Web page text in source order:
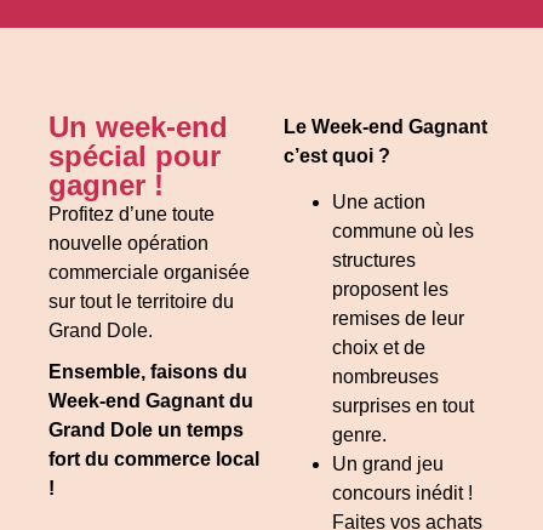
Un week-end
spécial pour
gagner !
Profitez d’une toute
nouvelle opération
commerciale organisée
sur tout le territoire du
Grand Dole.
Ensemble, faisons du
Week-end Gagnant du
Grand Dole un temps
fort du commerce local
!
Le Week-end Gagnant
c’est quoi ?
Une action
commune où les
structures
proposent les
remises de leur
choix et de
nombreuses
surprises en tout
genre.
Un grand jeu
concours inédit !
Faites vos achats